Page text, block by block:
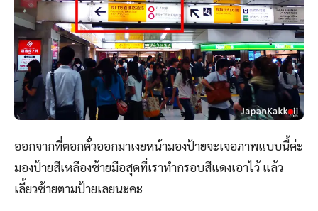
ออกจากที่ตอกตั๋วออกมาเงยหน้ามองป้ายจะเจอภาพแบบนี้ค่ะ
มองป้ายสีเหลืองซ้ายมือสุดที่เราทำกรอบสีแดงเอาไว้ แล้ว
เลี้ยวซ้ายตามป้ายเลยนะคะ